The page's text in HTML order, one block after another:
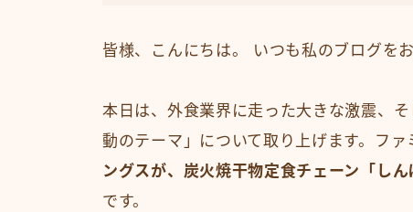
皆様、こんにちは。 いつも私のブログを
本日は、外食業界に走った大きな激震、
動のテーマ」について取り上げます。フ
ングスが、炭火焼干物定食チェーン「し
です。